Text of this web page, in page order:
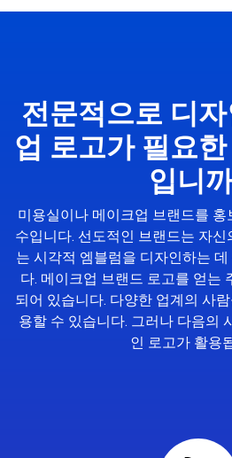
전문적으로 디
업 로고가 필요
입니
미용실이나 메이크업 브랜드를
수입니다. 선도적인 브랜드는 자
는 시각적 엠블럼을 디자인하는
다. 메이크업 브랜드 로고를 얻는
되어 있습니다. 다양한 업계의 사
용할 수 있습니다. 그러나 다음의
인 로고가 활용